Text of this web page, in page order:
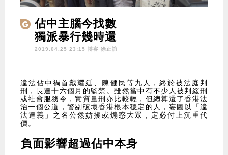
佔中主腦今找數
獨派暴行幾時還
2019.04.25 23:15 博客 徐正誼
違法佔中禍首戴耀廷、陳健民等九人，終於被法庭判
刑，長達十六個月的監禁。雖然當中有不少人被判緩刑
或社會服務令，實質量刑亦比較輕，但總算還了香港法
治一個公道，警剔破壞香港根本穩定的人，妄圖以「違
法達義」之名公然妨擾或煽惑大眾，定必付上沉重代
價。
負面影響超過佔中本身